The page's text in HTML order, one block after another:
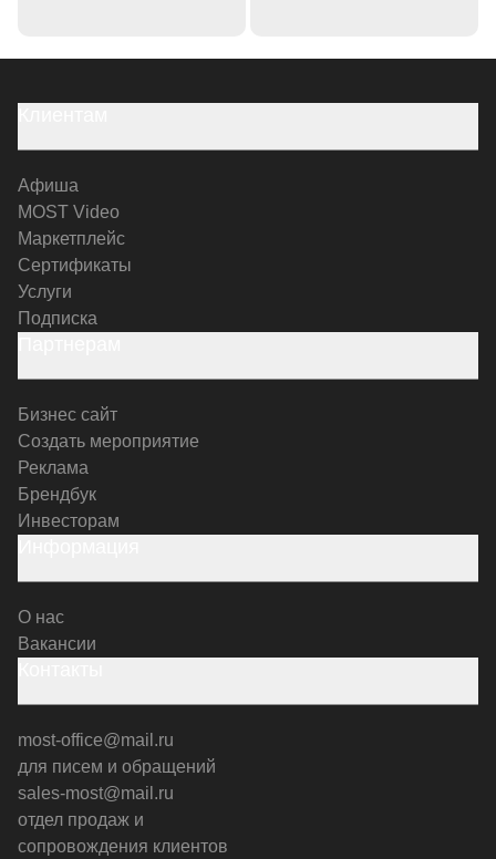
Афиша
MOST Video
Маркетплейс
Сертификаты
Услуги
Подписка
Бизнес сайт
Создать мероприятие
Реклама
Брендбук
Инвесторам
О нас
Вакансии
most-office@mail.ru
для писем и обращений
sales-most@mail.ru
отдел продаж и
сопровождения клиентов